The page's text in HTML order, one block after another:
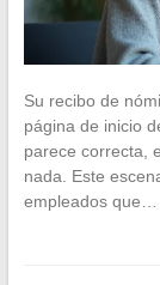
Su recibo de
página de inicio
parece correcta,
nada. Este
empleados que…